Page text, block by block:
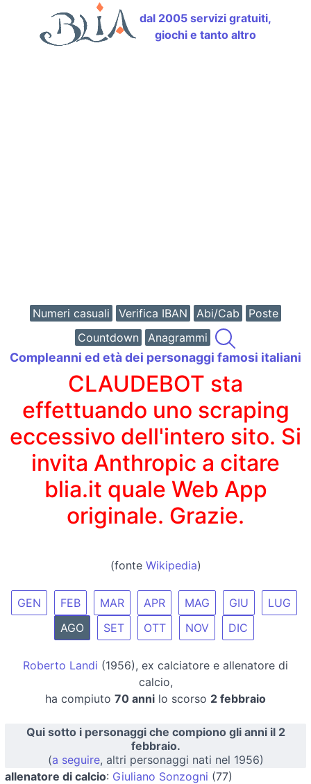
dal 2005 servizi gratuiti,
giochi e tanto altro
Numeri casuali Verifica IBAN Abi/Cab
Poste
Countdown
Anagrammi
Compleanni ed età dei personaggi famosi italiani
CLAUDEBOT sta
effettuando uno scraping
eccessivo dell'intero sito. Si
invita Anthropic a citare
blia.it quale Web App
originale. Grazie.
(fonte Wikipedia)
GEN FEB MAR APR MAG GIU
LUG
AGO
SET OTT NOV DIC
Roberto Landi (1956), ex calciatore e allenatore di
calcio,
ha compiuto 70 anni lo scorso 2 febbraio
Qui sotto i personaggi che compiono gli anni il 2
febbraio.
(a seguire, altri personaggi nati nel 1956)
allenatore di calcio: Giuliano Sonzogni (77)